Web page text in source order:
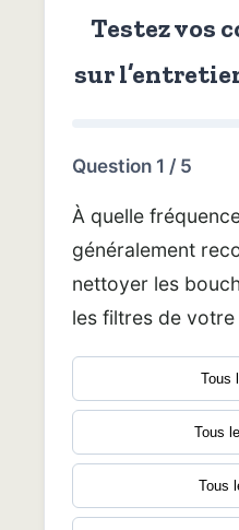
Testez vos
sur
Question 1 / 5
À quelle
généralement
nettoyer les
les filtres de votre
Tous
Tous
Tous